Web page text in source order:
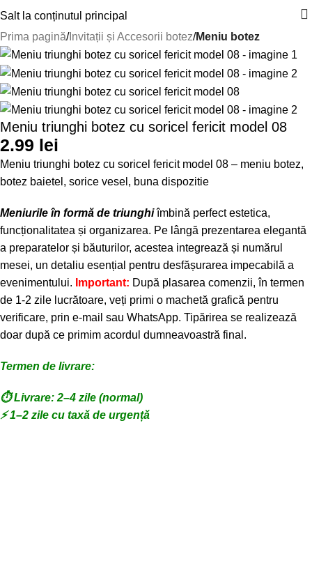
Salt la conținutul principal
Prima pagină Invitații și Accesorii botez Meniu botez
Meniu triunghi botez cu soricel fericit model 08
2.99 lei
Meniu triunghi botez cu soricel fericit model 08 – meniu botez,
botez baietel, sorice vesel, buna dispozitie
Meniurile în formă de triunghiîmbină perfect estetica,
funcționalitatea și organizarea. Pe lângă prezentarea elegantă
a preparatelor și băuturilor, acestea integrează și numărul
mesei, un detaliu esențial pentru desfășurarea impecabilă a
evenimentului. Important: După plasarea comenzii, în termen
de 1-2 zile lucrătoare, veți primi o machetă grafică pentru
verificare, prin e-mail sau WhatsApp. Tipărirea se realizează
doar după ce primim acordul dumneavoastră final.
Termen de livrare:
⏱️ Livrare: 2–4 zile (normal)
⚡ 1–2 zile cu taxă de urgență